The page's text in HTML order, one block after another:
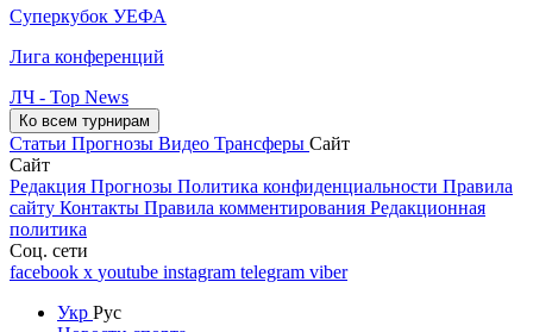
Суперкубок УЕФА
Лига конференций
ЛЧ - Top News
Ко всем турнирам
Статьи Прогнозы Видео Трансферы Сайт
Сайт
Редакция Прогнозы Политика конфиденциальности Правила
сайту Контакты Правила комментирования Редакционная
политика
Соц. сети
facebook x youtube instagram telegram viber
Укр Рус